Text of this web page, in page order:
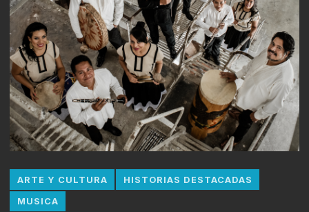
ARTE Y CULTURA HISTORIAS DESTACADAS
MUSICA